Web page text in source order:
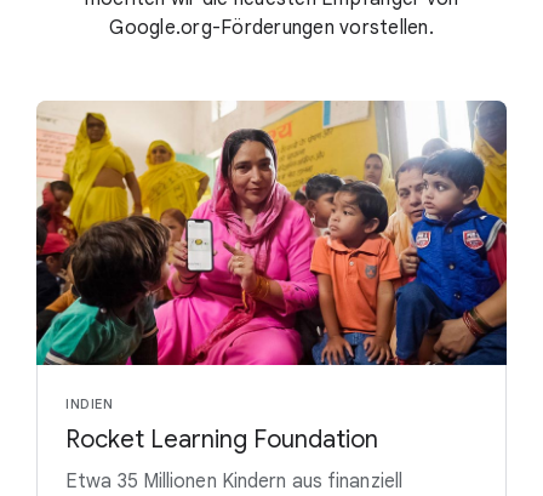
Google.org-Förderungen vorstellen.
INDIEN
Rocket Learning Foundation
Etwa 35 Millionen Kindern aus finanziell